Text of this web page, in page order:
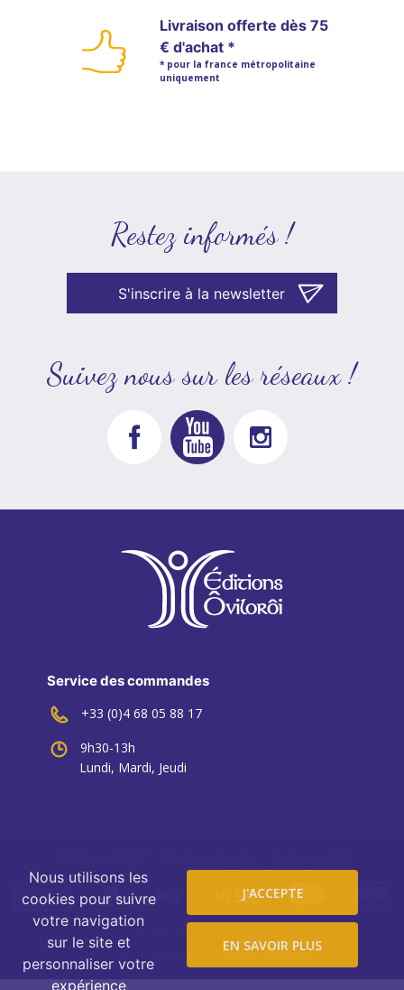
Nous utilisons les
cookies pour suivre
votre navigation
sur le site et
personnaliser votre
expérience
J'ACCEPTE
EN SAVOIR PLUS
Livraison offerte dès 75
€ d'achat *
* pour la france métropolitaine
uniquement
Restez informés !
S'inscrire à la newsletter
Suivez nous sur les réseaux !
Service des commandes
+33 (0)4 68 05 88 17
9h30-13h
Lundi, Mardi, Jeudi
Copyright 2023 Oviloroi
Création
Studio Gazoline